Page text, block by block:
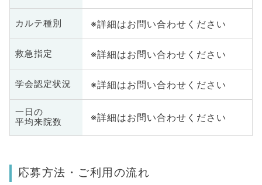
カルテ種別 ※詳細はお問い合わせください
救急指定 ※詳細はお問い合わせください
学会認定状況 ※詳細はお問い合わせください
一日の
平均来院数
※詳細はお問い合わせください
応募方法・ご利用の流れ